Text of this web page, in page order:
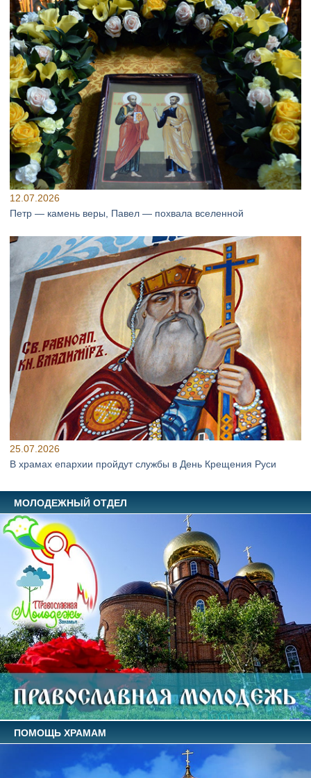
12.07.2026
Петр — камень веры, Павел — похвала вселенной
25.07.2026
В храмах епархии пройдут службы в День Крещения Руси
МОЛОДЕЖНЫЙ ОТДЕЛ
ПОМОЩЬ ХРАМАМ